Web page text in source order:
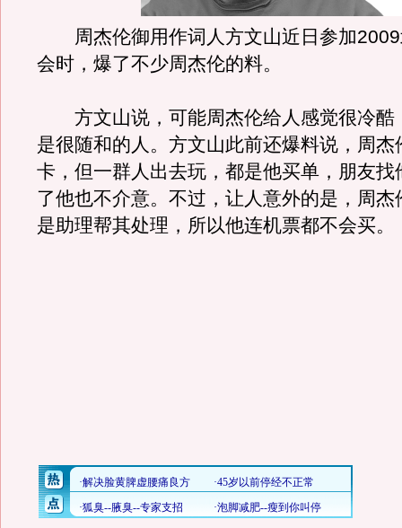
周杰伦御用作词人方文山近日参加2009
会时，爆了不少周杰伦的料。
方文山说，可能周杰伦给人感觉很冷酷
是很随和的人。方文山此前还爆料说，周杰
卡，但一群人出去玩，都是他买单，朋友找
了他也不介意。不过，让人意外的是，周杰
是助理帮其处理，所以他连机票都不会买。